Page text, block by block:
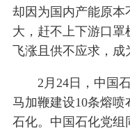
却因为国内产能原本
大，赶不上下游口
飞涨且供不应求，成
2月24日，中国
马加鞭建设10条熔
石化。中国石化党组